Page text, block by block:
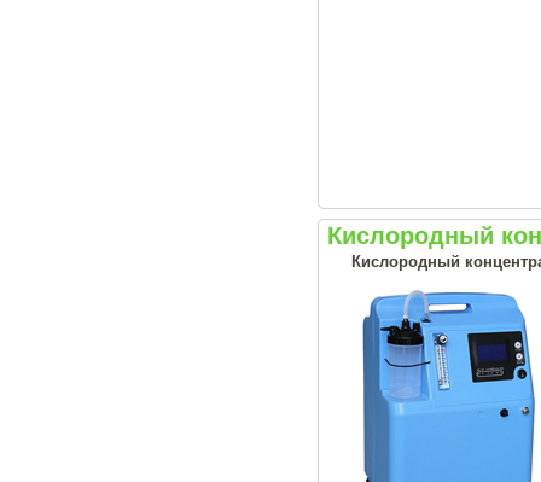
Кислородный
Кислородный